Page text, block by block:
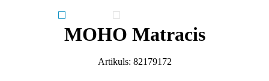
MOHO Matracis
Artikuls: 82179172